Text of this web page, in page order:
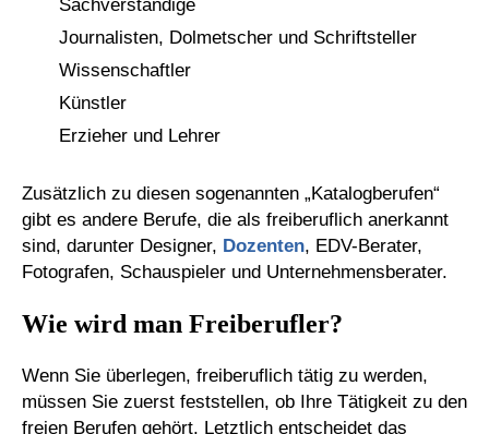
Sachverständige
Journalisten, Dolmetscher und Schriftsteller
Wissenschaftler
Künstler
Erzieher und Lehrer
Zusätzlich zu diesen sogenannten „Katalogberufen“
gibt es andere Berufe, die als freiberuflich anerkannt
sind, darunter Designer, Dozenten, EDV-Berater,
Fotografen, Schauspieler und Unternehmensberater.
Wie wird man Freiberufler?
Wenn Sie überlegen, freiberuflich tätig zu werden,
müssen Sie zuerst feststellen, ob Ihre Tätigkeit zu den
freien Berufen gehört. Letztlich entscheidet das